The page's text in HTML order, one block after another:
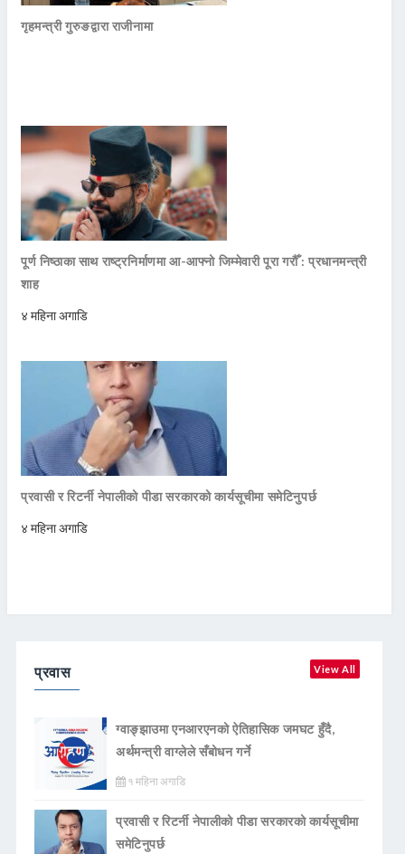
गृहमन्त्री गुरुङद्वारा राजीनामा
पूर्ण निष्ठाका साथ राष्ट्रनिर्माणमा आ-आफ्नो जिम्मेवारी पूरा गरौँ : प्रधानमन्त्री
शाह
४ महिना अगाडि
प्रवासी र रिटर्नी नेपालीको पीडा सरकारको कार्यसूचीमा समेटिनुपर्छ
४ महिना अगाडि
प्रवास View All
ग्वाङ्झाउमा एनआरएनको ऐतिहासिक जमघट हुँदै,
अर्थमन्त्री वाग्लेले सँबोधन गर्ने
१ महिना अगाडि
प्रवासी र रिटर्नी नेपालीको पीडा सरकारको कार्यसूचीमा
समेटिनुपर्छ